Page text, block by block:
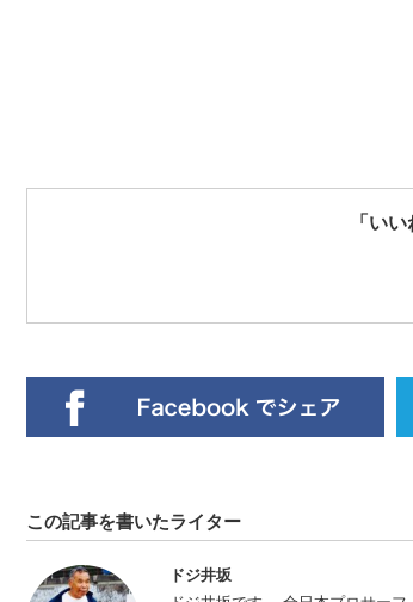
「い
この記事を書いたライター
ドジ井坂